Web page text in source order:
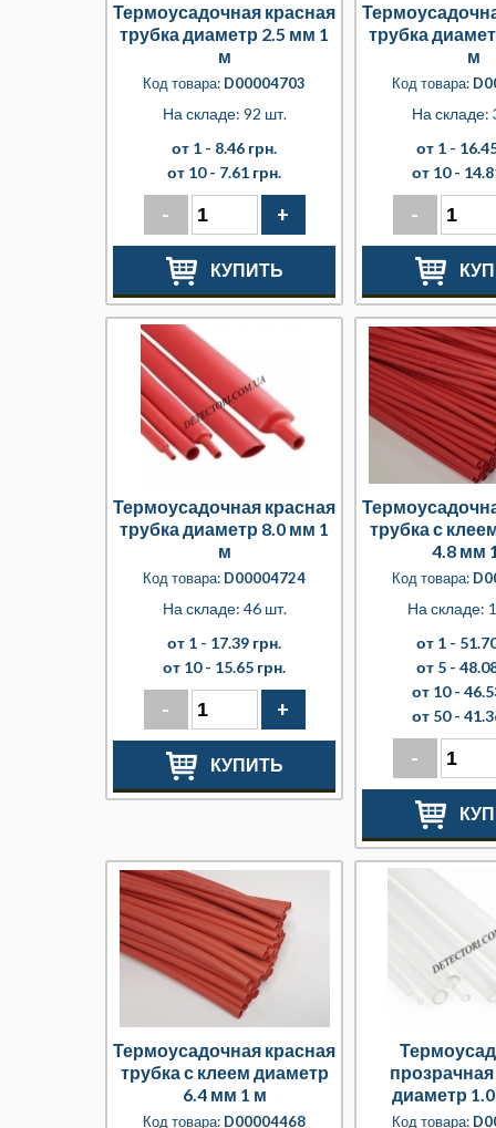
Термоусадочная красная
трубка диаметр 2.5 мм 1
м
Код товара: D00004703
На складе: 92 шт.
от 1 - 8.46 грн.
от 10 - 7.61 грн.
- +
КУПИТЬ
трубка
м
Код товара:
На складе:
от 1 -
от 10 -
-
Термоусадочная красная
трубка диаметр 8.0 мм 1
м
Код товара: D00004724
На складе: 46 шт.
от 1 - 17.39 грн.
от 10 - 15.65 грн.
- +
КУПИТЬ
трубка с
4.8 мм
Код товара:
На складе:
от 1 -
от 5 -
от 10 -
от 50 -
-
Термоусадочная красная
трубка с клеем диаметр
6.4 мм 1 м
Код товара: D00004468
диаметр
Код товара: